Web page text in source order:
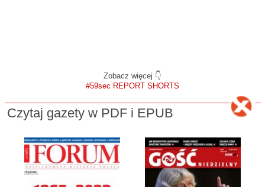
Zobacz więcej 👇
#59sec REPORT SHORTS
Czytaj gazety w PDF i EPUB